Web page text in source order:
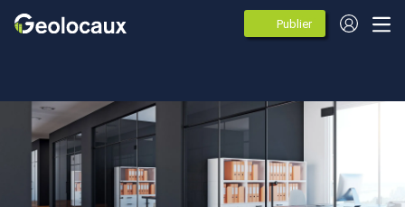
Publier
des
annonces
Provence Alpes Côte d'azur Bouches-du-Rhône
Agences spécialistes de
l'immobilier d'entreprise à Salon-